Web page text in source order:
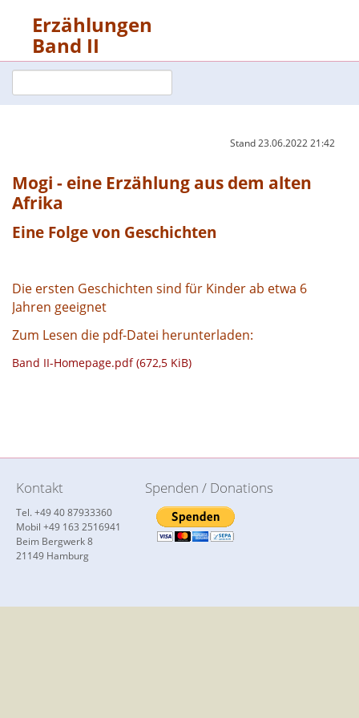
Erzählungen
Band II
Stand23.06.2022 21:42
Mogi - eine Erzählung aus dem alten
Afrika
Eine Folge von Geschichten
Die ersten Geschichten sind für Kinder ab etwa 6
Jahren geeignet
Zum Lesen die pdf-Datei herunterladen:
Band II-Homepage.pdf(672,5 KiB)
Kontakt
Tel. +49 40 87933360
Mobil +49 163 2516941
Beim Bergwerk 8
21149 Hamburg
Spenden / Donations